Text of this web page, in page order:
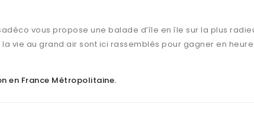
vous propose une balade d’île en île sur la plus
vie au grand air sont ici rassemblés pour gagner en
en France Métropolitaine.